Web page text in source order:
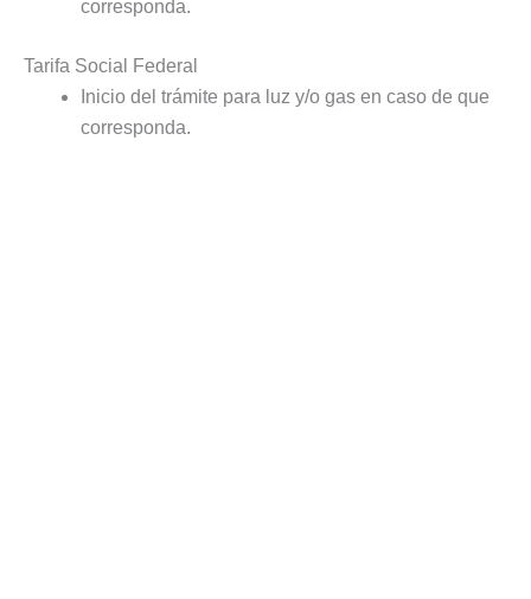
corresponda.
Tarifa Social Federal
Inicio del trámite para luz y/o gas en caso de que
corresponda.